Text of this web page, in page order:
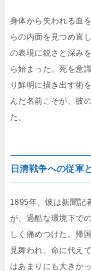
身体から失われる血
らの内面を見つめ直
の表現に鋭さと深み
ら始まった。死を意
り鮮明に描き出す術
んだ名前こそが、彼
た。
日清戦争への従軍
1895年、彼は新聞記
が、過酷な環境下で
しく痛めつけた。帰
見舞われ、命に代え
はあまりにも大きか